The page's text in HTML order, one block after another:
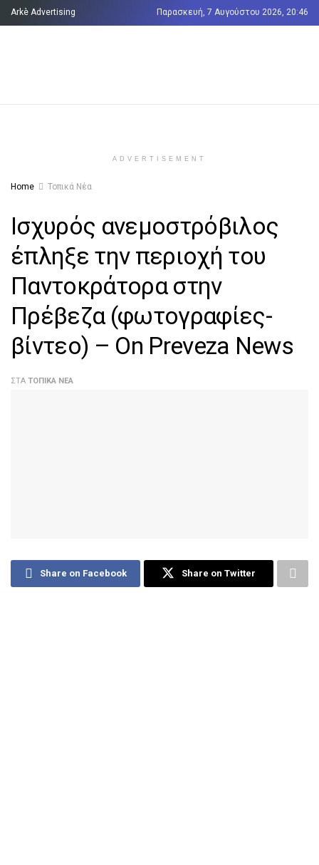
Arkè Advertising Παρασκευή, 7 Αυγούστου 2026, 20:46
ADVERTISEMENT
Home Τοπικά Νέα
Ισχυρός ανεμοστρόβιλος
έπληξε την περιοχή του
Παντοκράτορα στην
Πρέβεζα (φωτογραφίες-
βίντεο) – On Preveza News
ΣΤΑ ΤΟΠΙΚΆ ΝΈΑ
Share on Facebook Share on Twitter